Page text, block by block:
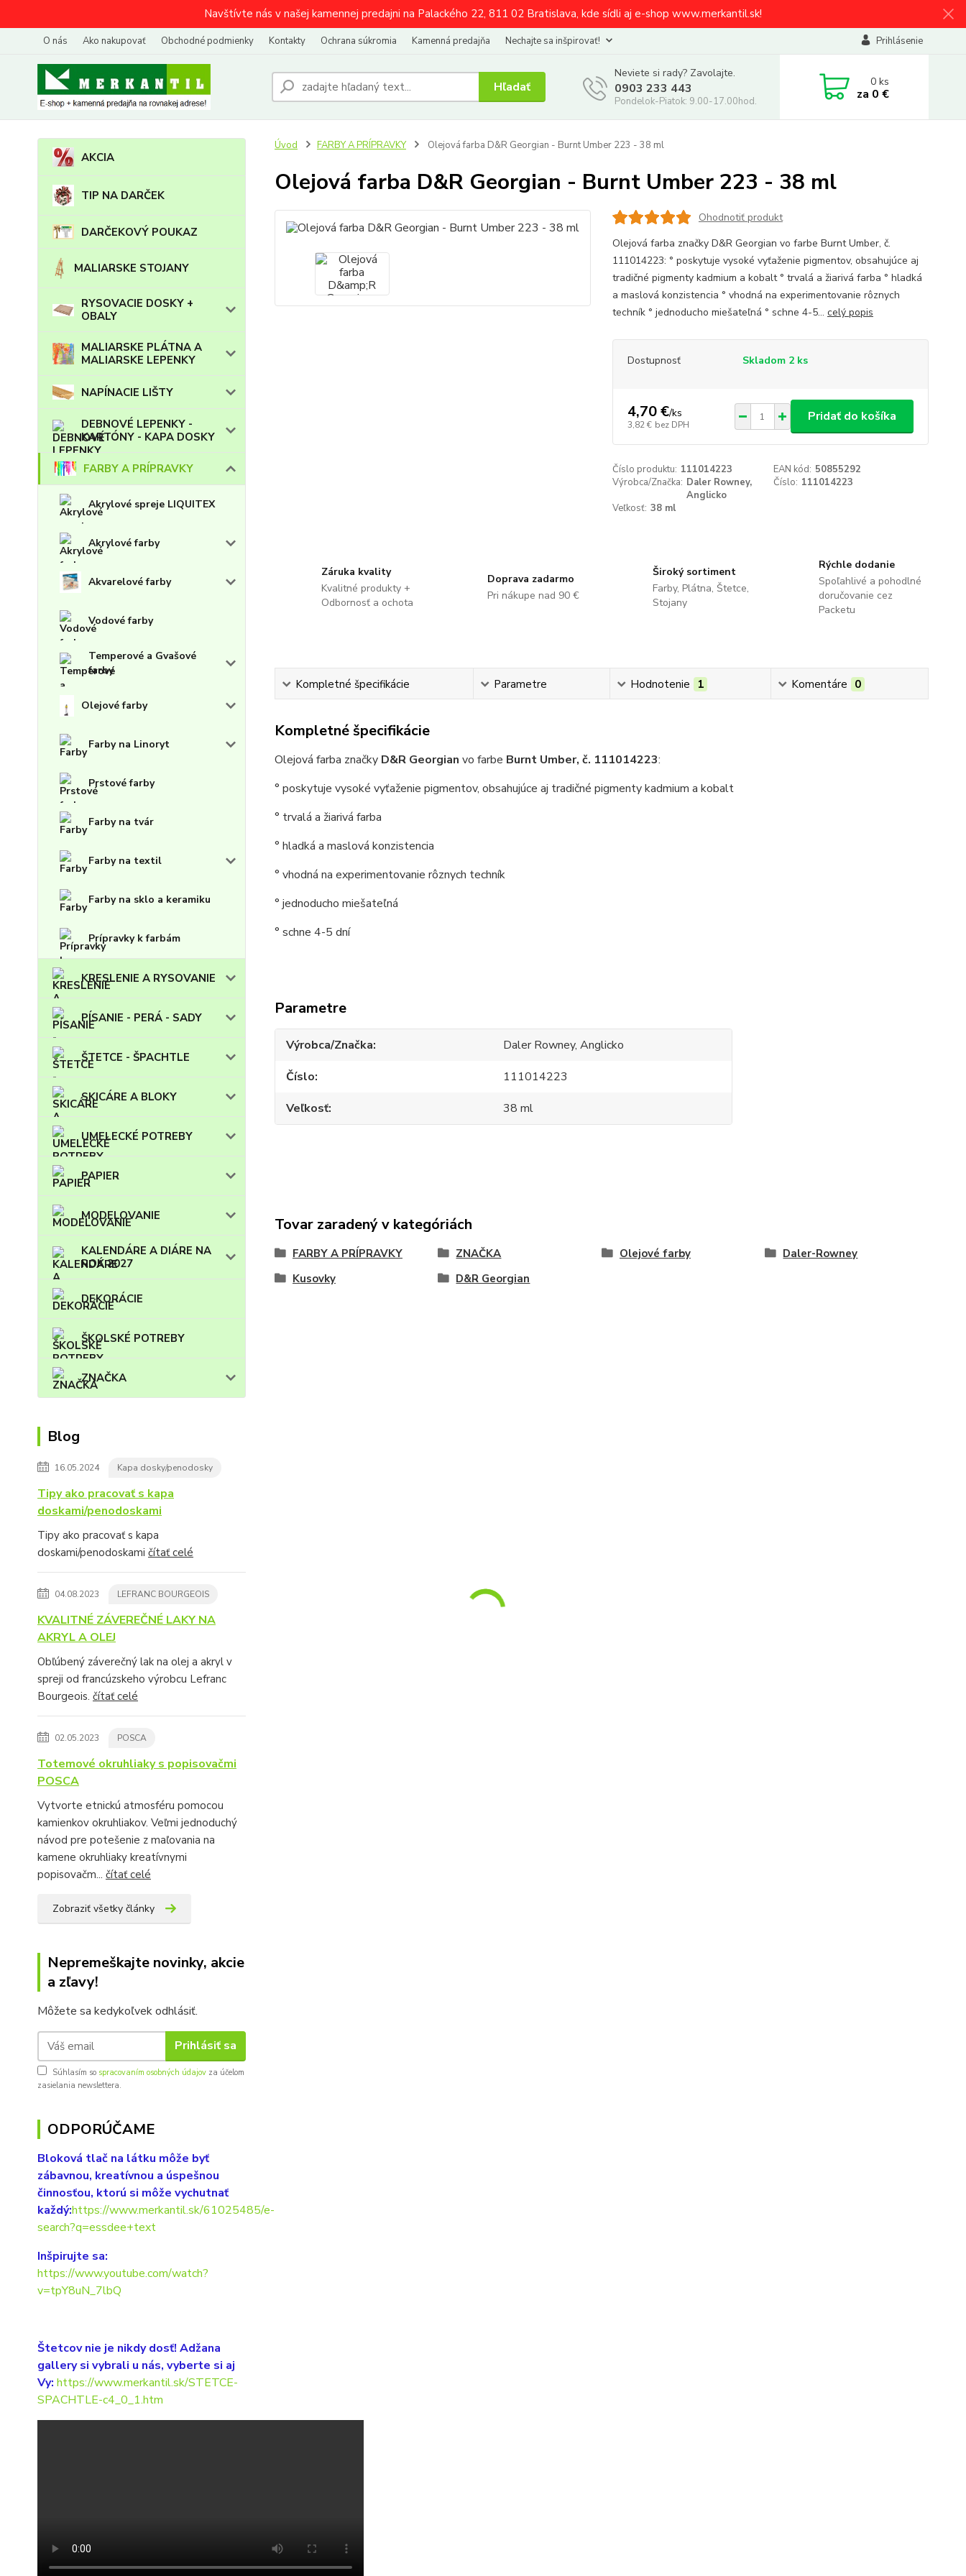
Navštívte nás v našej kamennej predajni na Palackého 22, 811 02 Bratislava, kde sídli aj e-shop www.merkantil.sk!
O nás Ako nakupovať Obchodné podmienky Kontakty Ochrana súkromia Kamenná predajňa Nechajte sa inšpirovať! Prihlásenie
Hľadať
Neviete si rady? Zavolajte.
0903 233 443
Pondelok-Piatok: 9.00-17.00hod.
0ks
za 0 €
AKCIA
TIP NA DARČEK
DARČEKOVÝ POUKAZ
MALIARSKE STOJANY
RYSOVACIE DOSKY +
OBALY
MALIARSKE PLÁTNA A
MALIARSKE LEPENKY
NAPÍNACIE LIŠTY
DEBNOVÉ LEPENKY -
KARTÓNY - KAPA DOSKY
FARBY A PRÍPRAVKY
Akrylové spreje LIQUITEX
Akrylové farby
Akvarelové farby
Vodové farby
Temperové a Gvašové
farby
Olejové farby
Farby na Linoryt
Prstové farby
Farby na tvár
Farby na textil
Farby na sklo a keramiku
Prípravky k farbám
KRESLENIE A RYSOVANIE
PÍSANIE - PERÁ - SADY
ŠTETCE - ŠPACHTLE
SKICÁRE A BLOKY
UMELECKÉ POTREBY
PAPIER
MODELOVANIE
KALENDÁRE A DIÁRE NA
ROK 2027
DEKORÁCIE
ŠKOLSKÉ POTREBY
ZNAČKA
Blog
16.05.2024 Kapa dosky/penodosky
Tipy ako pracovať s kapa
doskami/penodoskami
Tipy ako pracovať s kapa
doskami/penodoskami čítať celé
04.08.2023 LEFRANC BOURGEOIS
KVALITNÉ ZÁVEREČNÉ LAKY NA
AKRYL A OLEJ
Obľúbený záverečný lak na olej a akryl v
spreji od francúzskeho výrobcu Lefranc
Bourgeois. čítať celé
02.05.2023 POSCA
Totemové okruhliaky s popisovačmi
POSCA
Vytvorte etnickú atmosféru pomocou
kamienkov okruhliakov. Veľmi jednoduchý
návod pre potešenie z maľovania na
kamene okruhliaky kreatívnymi
popisovačm... čítať celé
Zobraziť všetky články
Nepremeškajte novinky, akcie
a zľavy!
Môžete sa kedykoľvek odhlásiť.
Prihlásiť sa
Súhlasím so spracovaním osobných údajov za účelom
zasielania newslettera.
ODPORÚČAME
Bloková tlač na látku môže byť
zábavnou, kreatívnou a úspešnou
činnosťou, ktorú si môže vychutnať
každý:https://www.merkantil.sk/61025485/e-
search?q=essdee+text
Inšpirujte sa:
https://www.youtube.com/watch?
v=tpY8uN_7lbQ
Štetcov nie je nikdy dosť! Adžana
gallery si vybrali u nás, vyberte si aj
Vy: https://www.merkantil.sk/STETCE-
SPACHTLE-c4_0_1.htm
Úvod FARBY A PRÍPRAVKY Olejová farba D&R Georgian - Burnt Umber 223 - 38 ml
Olejová farba D&R Georgian - Burnt Umber 223 - 38 ml
Ohodnotiť produkt
Olejová farba značky D&R Georgian vo farbe Burnt Umber, č.
111014223: ° poskytuje vysoké vyťaženie pigmentov, obsahujúce aj
tradičné pigmenty kadmium a kobalt ° trvalá a žiarivá farba ° hladká
a maslová konzistencia ° vhodná na experimentovanie rôznych
techník ° jednoducho miešateľná ° schne 4-5... celý popis
Dostupnosť Skladom 2 ks
4,70 €/ks
3,82 € bez DPH
Pridať do košíka
Číslo produktu: 111014223 EAN kód: 50855292
Výrobca/Značka: Daler Rowney,
Anglicko
Číslo: 111014223
Veľkosť: 38 ml
Záruka kvality
Kvalitné produkty +
Odbornosť a ochota
Doprava zadarmo
Pri nákupe nad 90 €
Široký sortiment
Farby, Plátna, Štetce,
Stojany
Rýchle dodanie
Spoľahlivé a pohodlné
doručovanie cez
Packetu
Kompletné špecifikácie Parametre Hodnotenie 1 Komentáre 0
Kompletné špecifikácie
Olejová farba značky D&R Georgian vo farbe Burnt Umber, č. 111014223:
° poskytuje vysoké vyťaženie pigmentov, obsahujúce aj tradičné pigmenty kadmium a kobalt
° trvalá a žiarivá farba
° hladká a maslová konzistencia
° vhodná na experimentovanie rôznych techník
° jednoducho miešateľná
° schne 4-5 dní
Parametre
Výrobca/Značka
Daler Rowney, Anglicko
Číslo
111014223
Veľkosť
38 ml
Tovar zaradený v kategóriách
FARBY A PRÍPRAVKY ZNAČKA Olejové farby
Daler-Rowney
Kusovky
D&R Georgian